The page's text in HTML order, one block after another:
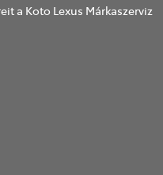
a Koto Lexus Márkaszerviz